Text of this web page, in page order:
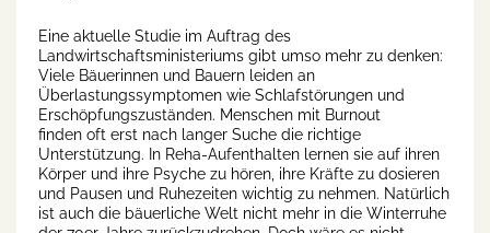
Eine aktuelle Studie im Auftrag des
Landwirtschaftsministeriums gibt umso mehr zu denken:
Viele Bäuerinnen und Bauern leiden an
Überlastungssymptomen wie Schlafstörungen und
Erschöpfungszuständen. Menschen mit Burnout
finden oft erst nach langer Suche die richtige
Unterstützung. In Reha-Aufenthalten lernen sie auf ihren
Körper und ihre Psyche zu hören, ihre Kräfte zu dosieren
und Pausen und Ruhezeiten wichtig zu nehmen. Natürlich
ist auch die bäuerliche Welt nicht mehr in die Winterruhe